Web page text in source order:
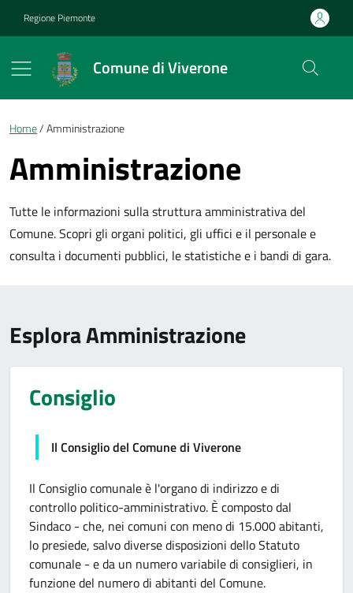
Regione Piemonte
Comune di Viverone
Briciole di pane
Home Amministrazione
Amministrazione
Tutte le informazioni sulla struttura amministrativa del
Comune. Scopri gli organi politici, gli uffici e il personale e
consulta i documenti pubblici, le statistiche e i bandi di gara.
Esplora Amministrazione
Consiglio
Il Consiglio del Comune di Viverone
Il Consiglio comunale è l'organo di indirizzo e di
controllo politico-amministrativo. È composto dal
Sindaco - che, nei comuni con meno di 15.000 abitanti,
lo presiede, salvo diverse disposizioni dello Statuto
comunale - e da un numero variabile di consiglieri, in
funzione del numero di abitanti del Comune.